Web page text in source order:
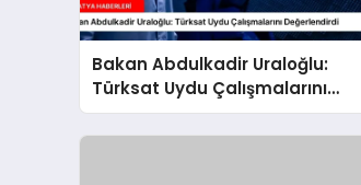
Bakan Abdulkadir Uraloğlu:
Türksat Uydu Çalışmalarını
Değerlendirdi